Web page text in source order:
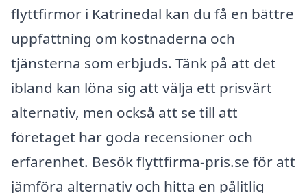
flyttfirmor i Katrinedal kan du få en bättre
uppfattning om kostnaderna och
tjänsterna som erbjuds. Tänk på att det
ibland kan löna sig att välja ett prisvärt
alternativ, men också att se till att
företaget har goda recensioner och
erfarenhet. Besök flyttfirma-pris.se för att
jämföra alternativ och hitta en pålitlig